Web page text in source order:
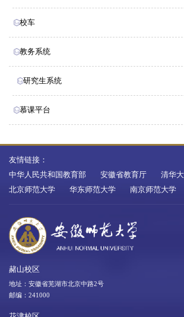
校车
教务系统
研究生系统
慕课平台
友情链接：
中华人民共和国教育部
安徽省教育厅 清华
北京师范大学
华东师范大学 南京师范大学
赭山校区
地址：安徽省芜湖市北京中路2号
邮编：241000